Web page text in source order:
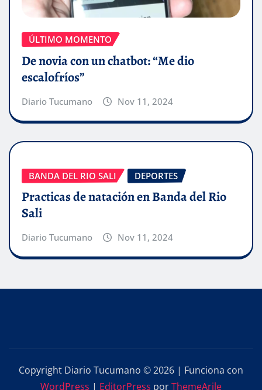
ÚLTIMO MOMENTO
De novia con un chatbot: “Me dio
escalofríos”
Diario Tucumano Nov 11, 2024
BANDA DEL RIO SALI DEPORTES
Practicas de natación en Banda del Rio
Sali
Diario Tucumano Nov 11, 2024
Copyright Diario Tucumano © 2026 | Funciona con
WordPress | EditorPress porThemeArile